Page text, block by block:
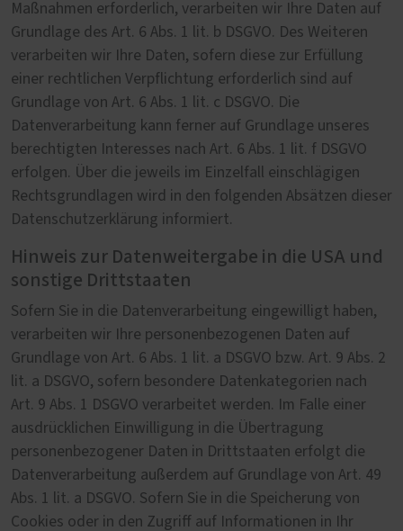
Maßnahmen erforderlich, verarbeiten wir Ihre Daten auf
Grundlage des Art. 6 Abs. 1 lit. b DSGVO. Des Weiteren
verarbeiten wir Ihre Daten, sofern diese zur Erfüllung
einer rechtlichen Verpflichtung erforderlich sind auf
Grundlage von Art. 6 Abs. 1 lit. c DSGVO. Die
Datenverarbeitung kann ferner auf Grundlage unseres
berechtigten Interesses nach Art. 6 Abs. 1 lit. f DSGVO
erfolgen. Über die jeweils im Einzelfall einschlägigen
Rechtsgrundlagen wird in den folgenden Absätzen dieser
Datenschutzerklärung informiert.
Hinweis zur Datenweitergabe in die USA und
sonstige Drittstaaten
Sofern Sie in die Datenverarbeitung eingewilligt haben,
verarbeiten wir Ihre personenbezogenen Daten auf
Grundlage von Art. 6 Abs. 1 lit. a DSGVO bzw. Art. 9 Abs. 2
lit. a DSGVO, sofern besondere Datenkategorien nach
Art. 9 Abs. 1 DSGVO verarbeitet werden. Im Falle einer
ausdrücklichen Einwilligung in die Übertragung
personenbezogener Daten in Drittstaaten erfolgt die
Datenverarbeitung außerdem auf Grundlage von Art. 49
Abs. 1 lit. a DSGVO. Sofern Sie in die Speicherung von
Cookies oder in den Zugriff auf Informationen in Ihr